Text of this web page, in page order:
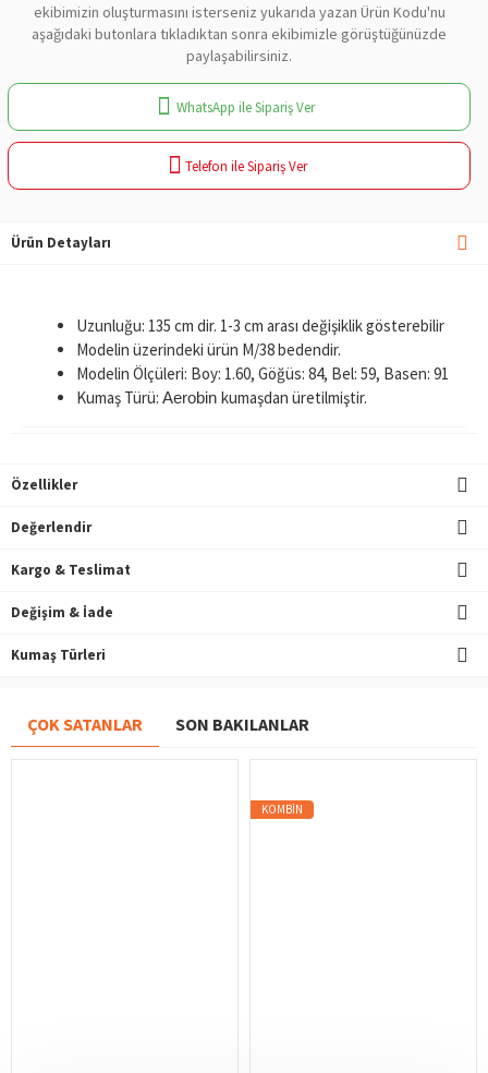
ekibimizin oluşturmasını isterseniz yukarıda yazan Ürün Kodu'nu
aşağıdaki butonlara tıkladıktan sonra ekibimizle görüştüğünüzde
paylaşabilirsiniz.
WhatsApp ile Sipariş Ver
Telefon ile Sipariş Ver
Ürün Detayları
Uzunluğu: 135 cm dir. 1-3 cm arası değişiklik gösterebilir
Modelin üzerindeki ürün M/38 bedendir.
Modelin Ölçüleri: Boy: 1.60, Göğüs: 84, Bel: 59, Basen: 91
Kumaş Türü: Aerobin kumaşdan üretilmiştir.
Özellikler
Değerlendir
Kargo & Teslimat
Değişim & İade
Kumaş Türleri
ÇOK SATANLAR SON BAKILANLAR
KOMBIN